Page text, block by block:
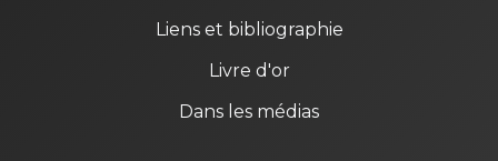
Liens et bibliographie
Livre d'or
Dans les médias